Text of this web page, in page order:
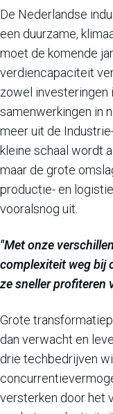
De Nederlandse
een duurzame,
moet de komende
verdiencapaciteit
zowel investeringen
samenwerkingen in
meer uit de
kleine schaal wordt
maar de grote
productie- en
vooralsnog uit.
"Met onze
complexiteit weg bij
ze sneller profiteren
Grote
dan verwacht en
drie techbedrijven
versterken door het